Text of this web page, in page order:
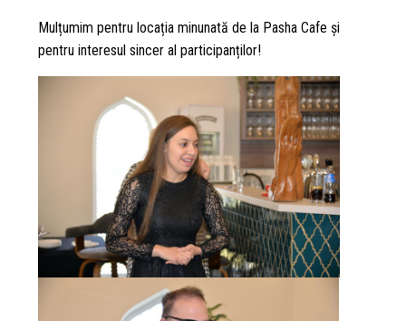
Mulțumim pentru locația minunată de la Pasha Cafe și
pentru interesul sincer al participanților!